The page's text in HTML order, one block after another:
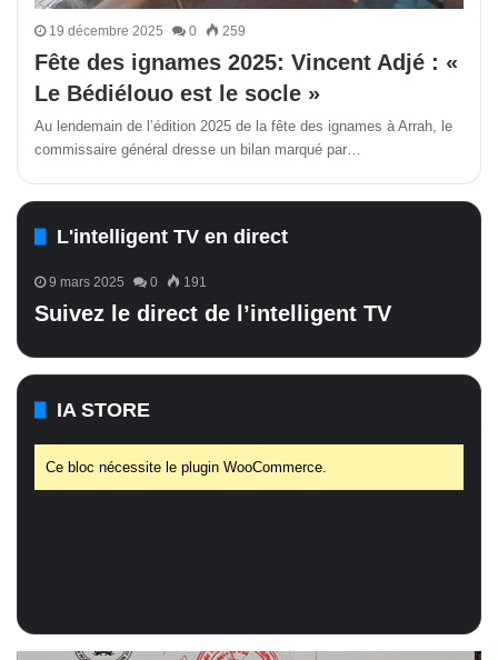
19 décembre 2025 0 259
Fête des ignames 2025: Vincent Adjé : «
Le Bédiélouo est le socle »
Au lendemain de l’édition 2025 de la fête des ignames à Arrah, le
commissaire général dresse un bilan marqué par…
L'intelligent TV en direct
9 mars 2025 0 191
Suivez le direct de l’intelligent TV
IA STORE
Ce bloc nécessite le plugin WooCommerce.